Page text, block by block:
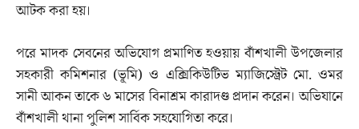
আটক করা হয়।
পরে মাদক সেবনের অভিযোগ প্রমাণিত হওয়ায় বাঁশখালী উপজেলার
সহকারী কমিশনার (ভূমি) ও এক্সিকিউটিভ ম্যাজিস্ট্রেট মো. ওমর
সানী আকন তাকে ৬ মাসের বিনাশ্রম কারাদণ্ড প্রদান করেন। অভিযানে
বাঁশখালী থানা পুলিশ সার্বিক সহযোগিতা করে।